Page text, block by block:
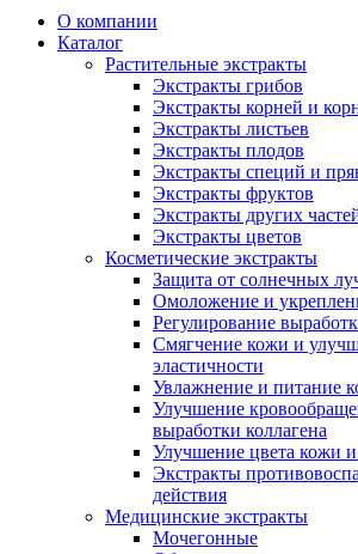
О компании
Каталог
Растительные экстракты
Экстракты грибов
Экстракты корней и
Экстракты листьев
Экстракты плодов
Экстракты специй и
Экстракты фруктов
Экстракты других
Экстракты цветов
Косметические экстракты
Защита от солнечных
Омоложение и
Регулирование
Смягчение кожи и
эластичности
Увлажнение и питание
Улучшение
выработки коллагена
Улучшение цвета кожи
Экстракты
действия
Медицинские экстракты
Мочегонные